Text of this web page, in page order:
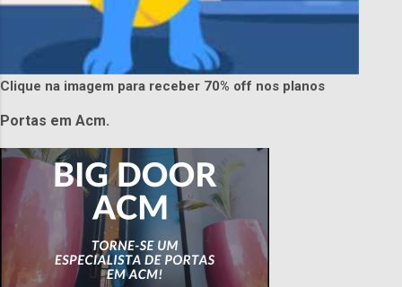
Clique na imagem para receber 70% off nos planos
Portas em Acm.